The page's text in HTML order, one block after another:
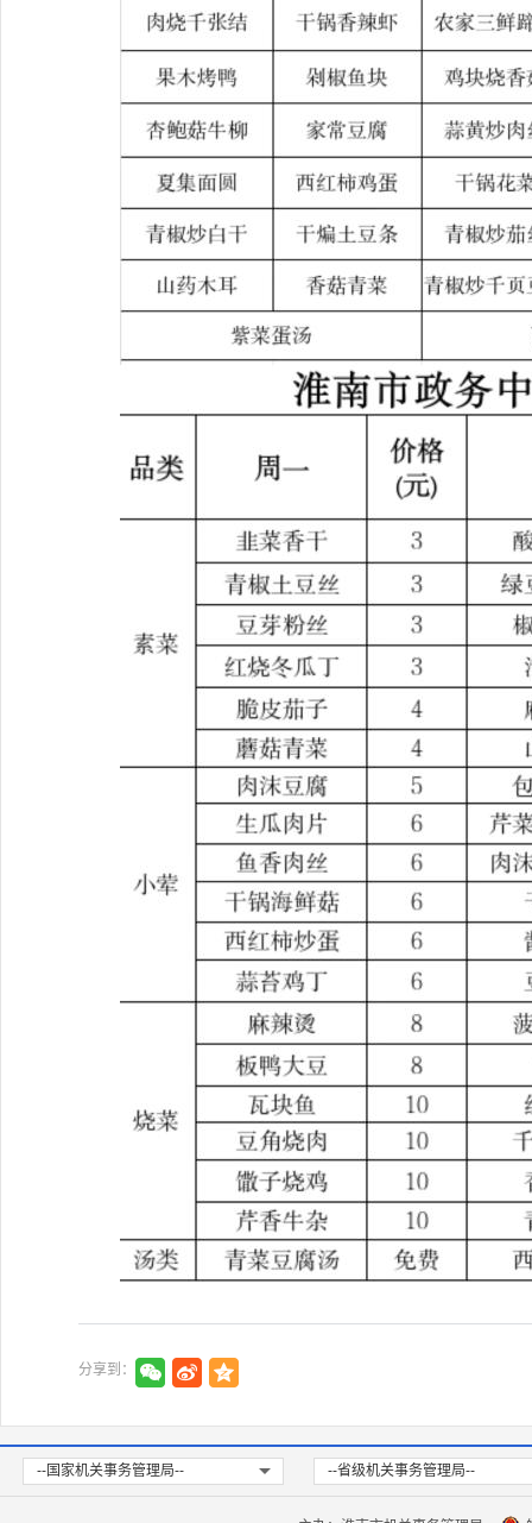
分享到：
--国家机关事务管理局-- --省级机关事务管理局--